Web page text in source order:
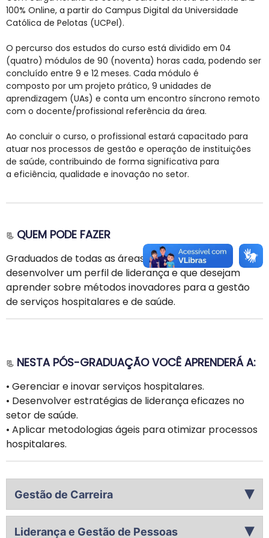
100% Online, a partir do Campus Digital da Universidade
Católica de Pelotas (UCPel).
O percurso dos estudos do curso está dividido em 04
(quatro) módulos de 90 (noventa) horas cada, podendo ser
concluído entre 9 e 12 meses. Cada módulo é
composto por um projeto prático, 9 unidades de
aprendizagem (UAs) e conta um encontro síncrono remoto
com o docente/profissional referência da área.
Ao concluir o curso, o profissional estará capacitado para
atuar nos processos de gestão e operação de instituições
de saúde, contribuindo de forma significativa para
a eficiência, qualidade e inovação no setor.
📃 QUEM PODE FAZER
Graduados de todas as áreas que desejam
desenvolver um perfil de liderança e que desejam
aprender sobre métodos inovadores para a gestão
de serviços hospitalares e de saúde.
📃 NESTA PÓS-GRADUAÇÃO VOCÊ APRENDERÁ A:
• Gerenciar e inovar serviços hospitalares.
• Desenvolver estratégias de liderança eficazes no
setor de saúde.
• Aplicar metodologias ágeis para otimizar processos
hospitalares.
Gestão de Carreira ▶
Autogerenciamento como capacidade profissional;
planejamento de carreira; desenvolvimento de habilidades
Liderança e Gestão de Pessoas ▶